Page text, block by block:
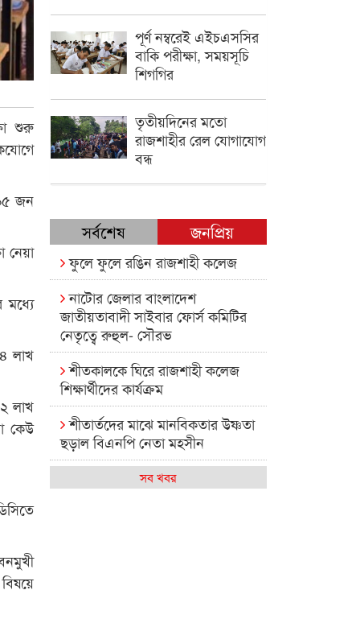
শুরু
জন
নেয়া
মধ্যে
লাখ
লাখ
কেউ
পূর্ণ নম্বরেই এইচএসসির
বাকি পরীক্ষা, সময়সূচি
শিগগির
তৃতীয়দিনের মতো
রাজশাহীর রেল যোগাযোগ
বন্ধ
সর্বশেষ জনপ্রিয়
ফুলে ফুলে রঙিন রাজশাহী কলেজ
নাটোর জেলার বাংলাদেশ
জাতীয়তাবাদী সাইবার ফোর্স কমিটির
নেতৃত্বে রুহুল- সৌরভ
শীতকালকে ঘিরে রাজশাহী কলেজ
শিক্ষার্থীদের কার্যক্রম
শীতার্তদের মাঝে মানবিকতার উষ্ণতা
ছড়াল বিএনপি নেতা মহসীন
রাজশাহী কলেজের মিষ্টি বিকেল
সব খবর